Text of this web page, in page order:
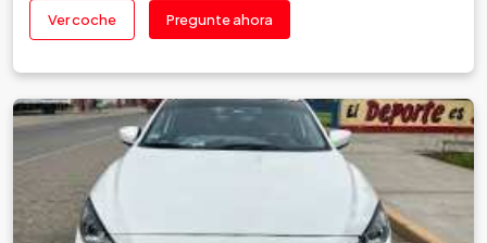
Ver coche Pregunte ahora